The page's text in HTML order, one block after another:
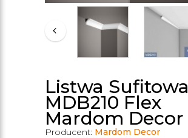
Listwa Sufitowa
MDB210 Flex
Mardom Decor
Producent: Mardom Decor